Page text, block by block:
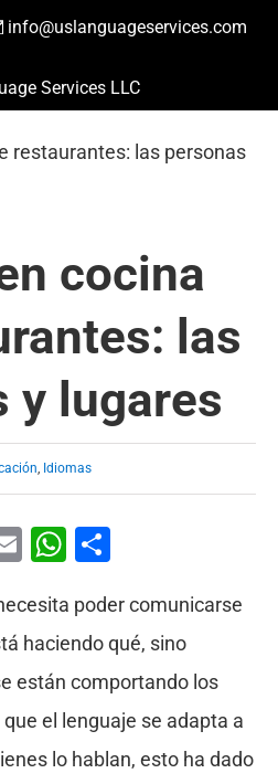
info@uslanguageservices.com
HACER PEDIDO
Services LLC
cocina
las
y lugares
, Idiomas
EmailWhatsApp
poder comunicarse
haciendo qué, sino
están comportando los
el lenguaje se adapta a
lo hablan, esto ha dado